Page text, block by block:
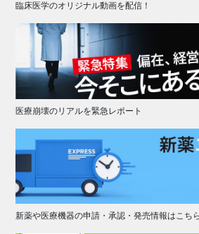
臨床医学のオリジナル動画を配信！
医療崩壊のリアルを緊急レポート
新薬や医療機器の申請・承認・発売情報はこちら